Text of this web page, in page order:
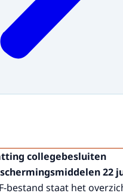
collegebesluiten
22
bestand staat het